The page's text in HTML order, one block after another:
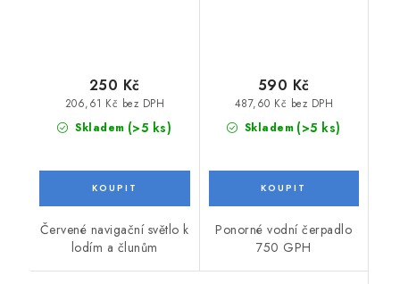
Skladem (>5 ks)
206,61 Kč bez DPH
250 Kč
Červené navigační světlo k
lodím a člunům
Skladem (>5 ks)
487,60 Kč bez DPH
590 Kč
Ponorné vodní čerpadlo
750 GPH